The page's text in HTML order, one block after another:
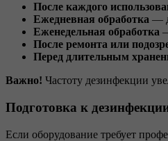
После каждого
Ежедневная обработка —
Еженедельная обработка
После ремонта или
Перед длительным
Важно! Частоту дезинфекции
Подготовка к
Если оборудование требует